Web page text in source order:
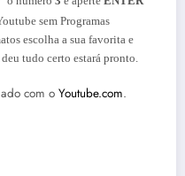
escolha a sua favorita e
tudo certo estará pronto.
com o Youtube.com.